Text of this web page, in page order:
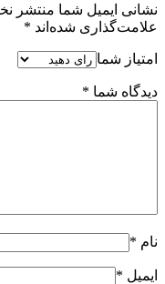
نشانی ایمیل شما منتشر
علامت‌گذاری شده‌اند *
امتیاز شما
دیدگاه شما *
نام *
ایمیل *